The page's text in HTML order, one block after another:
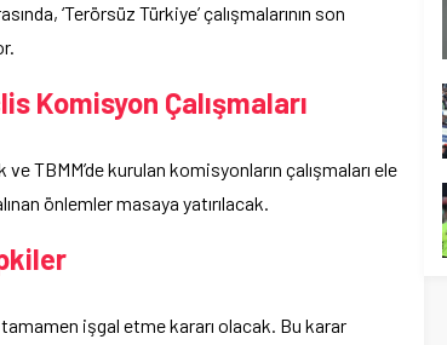
‘Terörsüz Türkiye’ çalışmalarının son
Komisyon Çalışmaları
TBMM’de kurulan komisyonların çalışmaları ele
önlemler masaya yatırılacak.
işgal etme kararı olacak. Bu karar